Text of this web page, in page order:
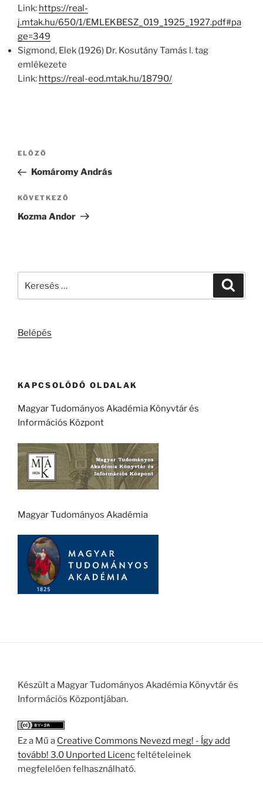
Link: https://real-
j.mtak.hu/650/1/EMLEKBESZ_019_1925_1927.pdf#pa
ge=349
Sigmond, Elek (1926) Dr. Kosutány Tamás l. tag
emlékezete
Link: https://real-eod.mtak.hu/18790/
Bejegyzés
Korábbi
bejegyzés
ELŐZŐ
Komáromy András
Következő
bejegyzés
KÖVETKEZŐ
Kozma Andor
Belépés
KAPCSOLÓDÓ OLDALAK
Magyar Tudományos Akadémia Könyvtár és
Információs Központ
Magyar Tudományos Akadémia
Készült a Magyar Tudományos Akadémia Könyvtár és
Információs Központjában.
Ez a Mű a Creative Commons Nevezd meg! - Így add
tovább! 3.0 Unported Licencfeltételeinek
megfelelően felhasználható.